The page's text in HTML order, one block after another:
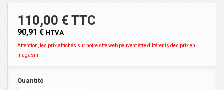
110,00 € TTC
90,91 € HTVA
Attention, les prix affichés sur notre site web peuvent être différents des prix en
magasin
Quantité